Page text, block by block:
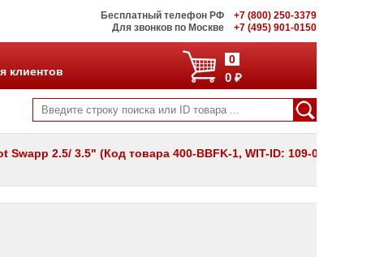
Бесплатный телефон РФ
+7 (800) 250-3379
Для звонков по Москве
+7 (495) 901-0150
0
0 ₽
клиентов
2.5/ 3.5" (Код товара 400-BBFK-1, WIT-ID: 109-06-